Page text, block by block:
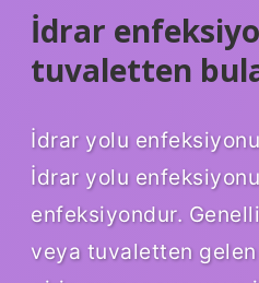
İdrar
tuvaletten
İdrar yolu enfeksiyonu
İdrar yolu
enfeksiyondur.
veya tuvaletten